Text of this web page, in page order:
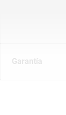
Garantía